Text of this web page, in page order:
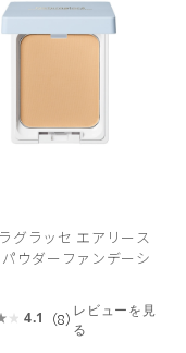
グラッセ エアリース
ウダーファンデーシ
4.1 （8） レビューを見
る